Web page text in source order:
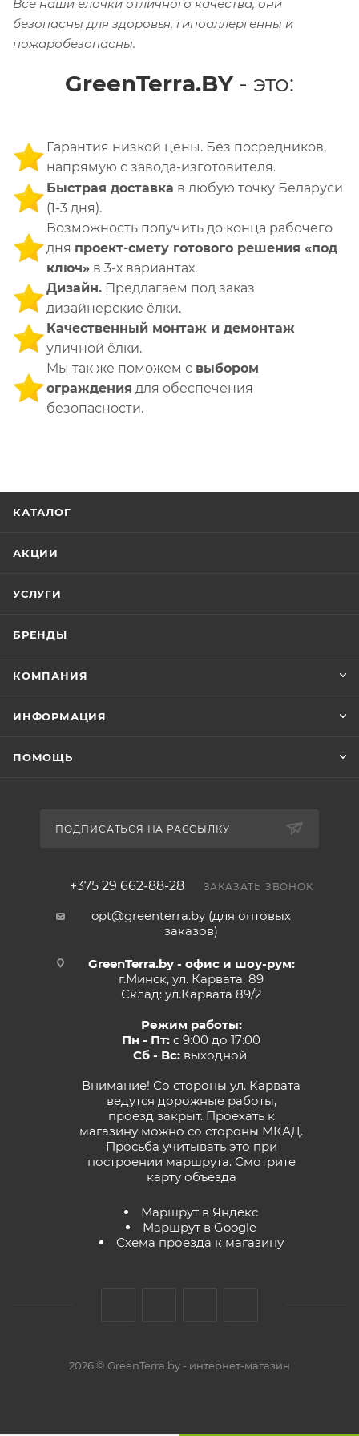
Все наши ёлочки отличного качества, они
безопасны для здоровья, гипоаллергенны и
пожаробезопасны.
GreenTerra.BY - это:
Гарантия низкой цены. Без посредников,
напрямую с завода-изготовителя.
Быстрая доставка в любую точку Беларуси
(1-3 дня).
Возможность получить до конца рабочего
дня проект-смету готового решения «под
ключ» в 3-х вариантах.
Дизайн. Предлагаем под заказ
дизайнерские ёлки.
Качественный монтаж и демонтаж
уличной ёлки.
Мы так же поможем с выбором
ограждения для обеспечения
безопасности.
КАТАЛОГ
АКЦИИ
УСЛУГИ
БРЕНДЫ
КОМПАНИЯ
ИНФОРМАЦИЯ
ПОМОЩЬ
ПОДПИСАТЬСЯ НА РАССЫЛКУ
+375 29 662-88-28 ЗАКАЗАТЬ ЗВОНОК
opt@greenterra.by (для оптовых
заказов)
GreenTerra.by - офис и шоу-рум:
г.Минск, ул. Карвата, 89
Склад: ул.Карвата 89/2
Режим работы:
Пн - Пт: с 9:00 до 17:00
Сб - Вс:выходной
Внимание! Со стороны ул. Карвата
ведутся дорожные работы,
проезд закрыт. Проехать к
магазину можно со стороны МКАД.
Просьба учитывать это при
построении маршрута. Смотрите
карту объезда
Маршрут в Яндекс
Маршрут в Google
Схема проезда к магазину
2026 © GreenTerra.by - интернет-магазин